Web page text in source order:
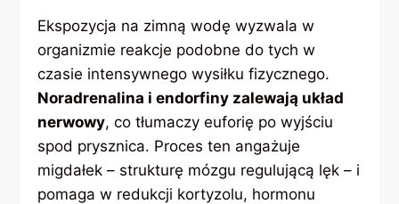
Ekspozycja na zimną wodę wyzwala w
organizmie reakcje podobne do tych w
czasie intensywnego wysiłku fizycznego.
Noradrenalina i endorfiny zalewają układ
nerwowy, co tłumaczy euforię po wyjściu
spod prysznica. Proces ten angażuje
migdałek – strukturę mózgu regulującą lęk – i
pomaga w redukcji kortyzolu, hormonu